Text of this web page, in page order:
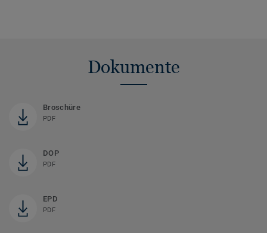
Dokumente
Broschüre
PDF
DOP
PDF
EPD
PDF